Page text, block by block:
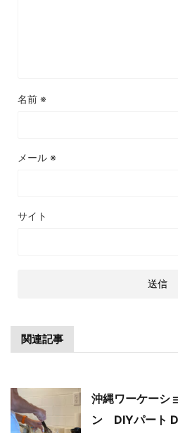
名前 ※
メール ※
サイト
関連記事
沖縄ワーケーシ
ン DIYパート